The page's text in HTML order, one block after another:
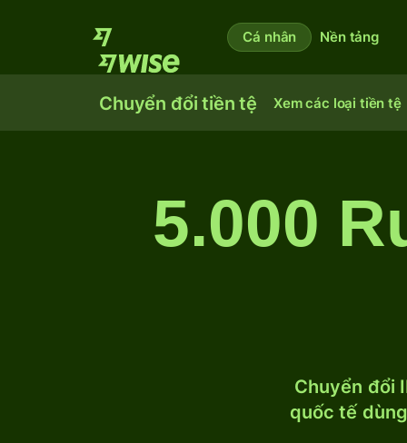
Cá nhân Nền tảng
Chuyển đổi tiền tệ Xem các loại tiền tệ
5.000
Chuyển đổi
quốc tế